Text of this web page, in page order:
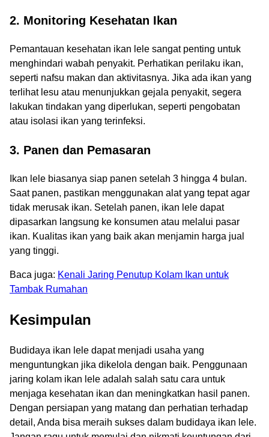
2. Monitoring Kesehatan Ikan
Pemantauan kesehatan ikan lele sangat penting untuk
menghindari wabah penyakit. Perhatikan perilaku ikan,
seperti nafsu makan dan aktivitasnya. Jika ada ikan yang
terlihat lesu atau menunjukkan gejala penyakit, segera
lakukan tindakan yang diperlukan, seperti pengobatan
atau isolasi ikan yang terinfeksi.
3. Panen dan Pemasaran
Ikan lele biasanya siap panen setelah 3 hingga 4 bulan.
Saat panen, pastikan menggunakan alat yang tepat agar
tidak merusak ikan. Setelah panen, ikan lele dapat
dipasarkan langsung ke konsumen atau melalui pasar
ikan. Kualitas ikan yang baik akan menjamin harga jual
yang tinggi.
Baca juga: Kenali Jaring Penutup Kolam Ikan untuk
Tambak Rumahan
Kesimpulan
Budidaya ikan lele dapat menjadi usaha yang
menguntungkan jika dikelola dengan baik. Penggunaan
jaring kolam ikan lele adalah salah satu cara untuk
menjaga kesehatan ikan dan meningkatkan hasil panen.
Dengan persiapan yang matang dan perhatian terhadap
detail, Anda bisa meraih sukses dalam budidaya ikan lele.